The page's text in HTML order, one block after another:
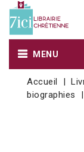
MENU
Accueil
biographies